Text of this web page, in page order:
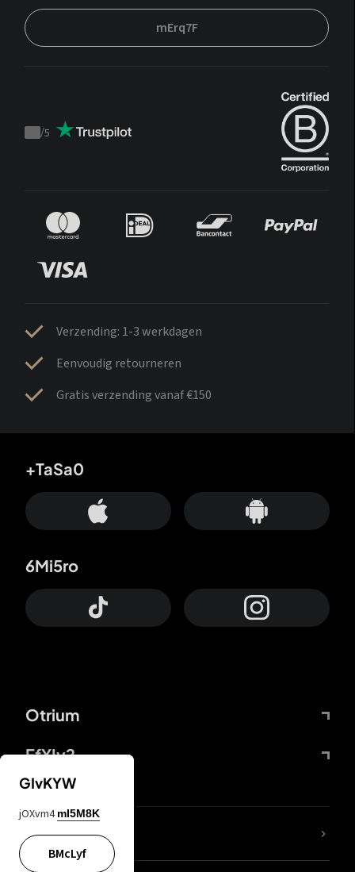
mErq7F
Trustpilot
/5
Verzending: 1-3 werkdagen
Eenvoudig retourneren
Gratis verzending vanaf €150
Otrium
FfYIy2
+TaSa0
6Mi5ro
KIjvtr
GIvKYW
jOXvm4 mI5M8K
BMcLyf